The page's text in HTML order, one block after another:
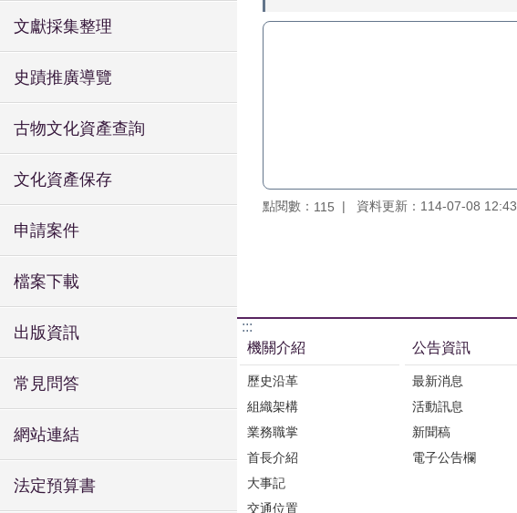
文獻採集整理
史蹟推廣導覽
古物文化資產查詢
文化資產保存
申請案件
檔案下載
出版資訊
常見問答
網站連結
法定預算書
點閱數： 115 資料更新：114-07-08 12:43
:::
機關介紹
歷史沿革
組織架構
業務職掌
首長介紹
大事記
交通位置
公告資訊
最新消息
活動訊息
新聞稿
電子公告欄